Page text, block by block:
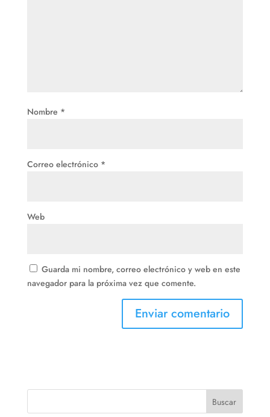
Nombre *
Correo electrónico *
Web
Guarda mi nombre, correo electrónico y web en este
navegador para la próxima vez que comente.
Buscar